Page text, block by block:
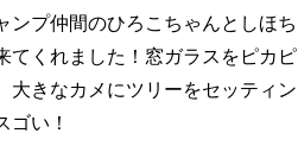
ンプ仲間のひろこちゃんとしほ
てくれました！窓ガラスをピカ
大きなカメにツリーをセッティン
ゴい！